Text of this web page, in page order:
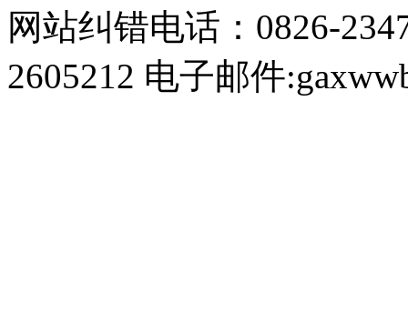
网站纠错电话：0826-
2605212 电子邮件